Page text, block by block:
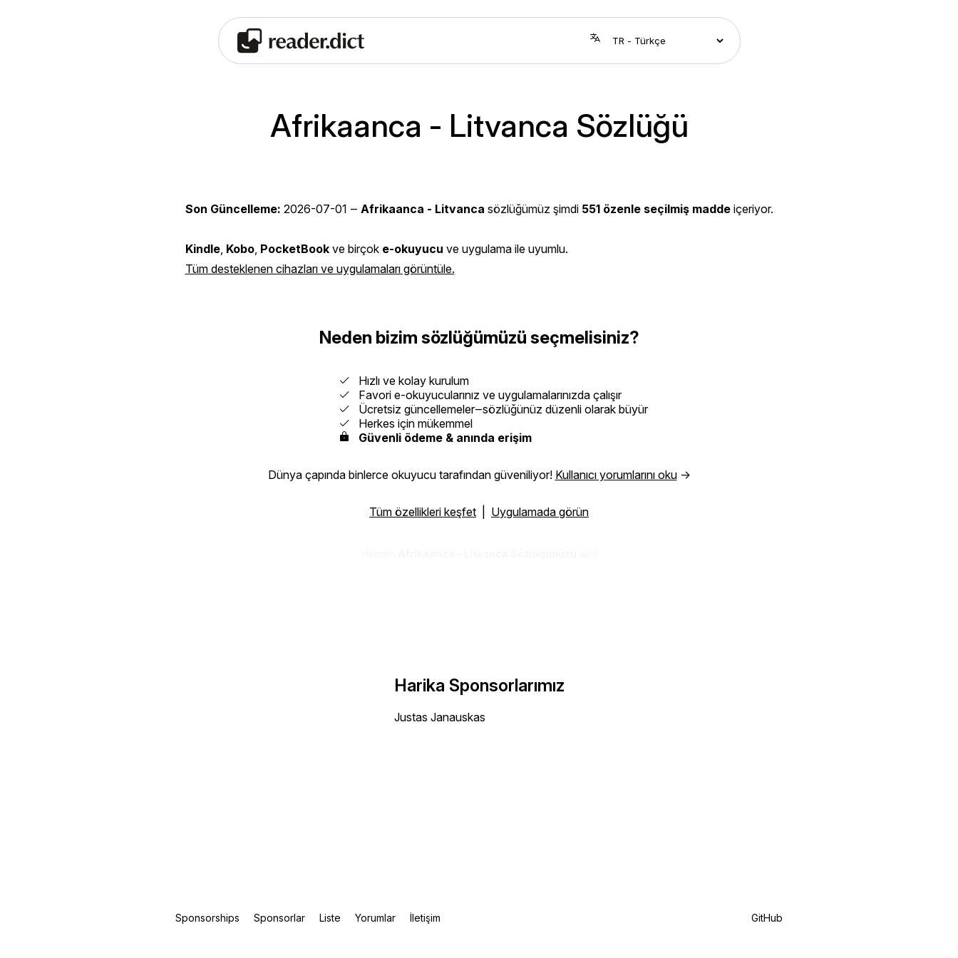
Afrikaanca - Litvanca Sözlüğü
Son Güncelleme: 2026-07-01 ‒ Afrikaanca - Litvanca sözlüğümüz şimdi 551 özenle seçilmiş maddeiçeriyor.
Kindle, Kobo, PocketBookve birçok e-okuyucu ve uygulama ile uyumlu.
Tüm desteklenen cihazları ve uygulamaları görüntüle.
Neden bizim sözlüğümüzü seçmelisiniz?
Hızlı ve kolay kurulum
Favori e-okuyucularınız ve uygulamalarınızda çalışır
Ücretsiz güncellemeler‒sözlüğünüz düzenli olarak büyür
Herkes için mükemmel
Güvenli ödeme & anında erişim
Dünya çapında binlerce okuyucu tarafından güveniliyor! Kullanıcı yorumlarını oku→
Tüm özellikleri keşfet Uygulamada görün
Harika Sponsorlarımız
Justas Janauskas
Sponsorships Sponsorlar Liste Yorumlar İletişim GitHub